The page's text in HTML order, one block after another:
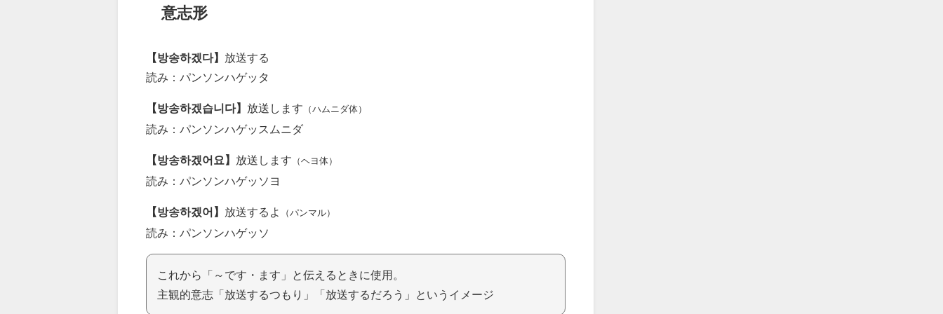
意志形
【방송하겠다】 放送する
読み：パンソンハゲッタ
【방송하겠습니다】 放送します （ハムニダ体）
読み：パンソンハゲッスムニダ
【방송하겠어요】 放送します （ヘヨ体）
読み：パンソンハゲッソヨ
【방송하겠어】 放送するよ （パンマル）
読み：パンソンハゲッソ
これから「～です・ます」と伝えるときに使用。
主観的意志「放送するつもり」「放送するだろう」というイメージ